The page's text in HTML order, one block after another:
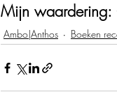
Mijn waardering:
Ambo|Anthos Boeken